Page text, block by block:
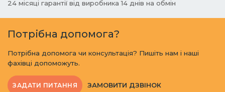
24 місяці гарантії від виробника 14 днів на обмін
Потрібна допомога?
Потрібна допомога чи консультація? Пишіть нам і наші
фахівці допоможуть.
ЗАДАТИ ПИТАННЯ ЗАМОВИТИ ДЗВІНОК